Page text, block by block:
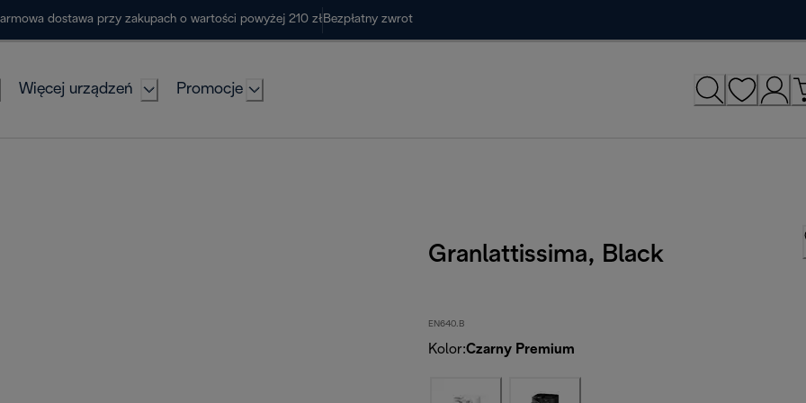
dostawa przy zakupach o wartości powyżej 210 zł Bezpłatny zwrot
Więcej urządzeń Promocje
Granlattissima, Black
EN640.B
Kolor:Czarny Premium